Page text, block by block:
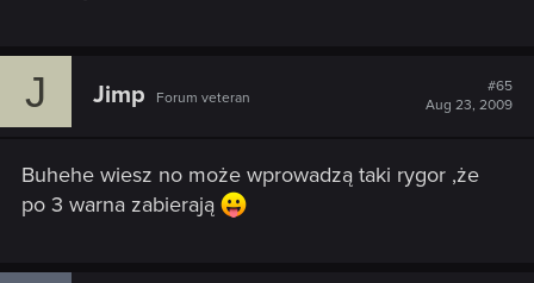
J Jimp Forum veteran
#65
Aug 23, 2009
Buhehe wiesz no może wprowadzą taki rygor ,że
po 3 warna zabierają